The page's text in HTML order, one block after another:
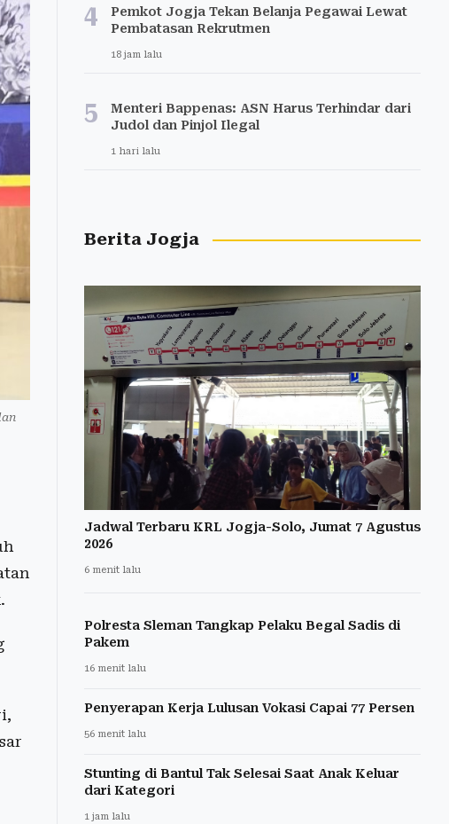
4
Pemkot Jogja Tekan Belanja Pegawai Lewat
Pembatasan Rekrutmen
18 jam lalu
5
Menteri Bappenas: ASN Harus Terhindar dari
Judol dan Pinjol Ilegal
1 hari lalu
Berita Jogja
Jadwal Terbaru KRL Jogja-Solo, Jumat 7 Agustus
2026
6 menit lalu
Polresta Sleman Tangkap Pelaku Begal Sadis di
Pakem
16 menit lalu
Penyerapan Kerja Lulusan Vokasi Capai 77 Persen
56 menit lalu
Stunting di Bantul Tak Selesai Saat Anak Keluar
dari Kategori
1 jam lalu